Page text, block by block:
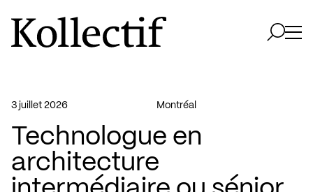
Aller à la page d'accueil
Logo Kollectif
3 juillet 2026 Montréal
Technologue en
architecture